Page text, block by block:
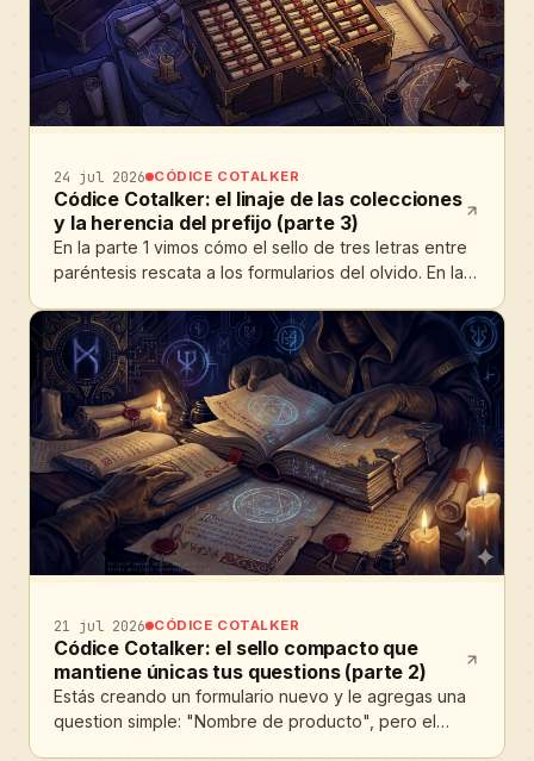
la regla maestra que ya conoces
24 jul 2026 CÓDICE COTALKER
Códice Cotalker: el linaje de las colecciones
y la herencia del prefijo (parte 3)
En la parte 1 vimos cómo el sello de tres letras entre
paréntesis rescata a los formularios del olvido. En la
su code es único en toda la company. Te dejo los
posts por si necesitas un poco de ayudamemoria:
Cómo nombrar formularios en Cotalker: la convención
del prefijoLa convención del prefijo entre paréntesis
para formularios en Cotalker: cómo organizar tu
workspace y migrar flujos entre ambientes sin perder
el contexto.Esteban Tejeda DevEsteb
21 jul 2026 CÓDICE COTALKER
Códice Cotalker: el sello compacto que
mantiene únicas tus questions (parte 2)
Estás creando un formulario nuevo y le agregas una
question simple: "Nombre de producto", pero el